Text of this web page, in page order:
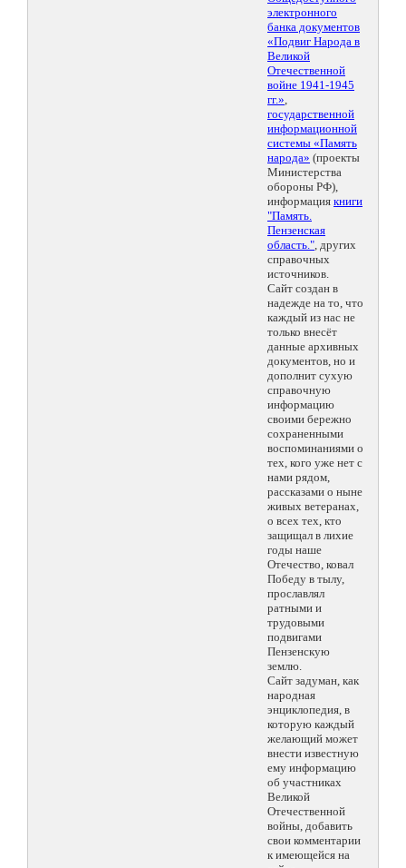
электронного
банка документов
«Подвиг Народа в
Великой
Отечественной
войне 1941-1945
гг.»,
государственной
информационной
системы «Память
народа» (проекты
Министерства
обороны РФ),
информация книги
"Память.
Пензенская
область.", других
справочных
источников.
Сайт создан в
надежде на то, что
каждый из нас не
только внесёт
данные архивных
документов, но и
дополнит сухую
справочную
информацию
своими бережно
сохраненными
воспоминаниями о
тех, кого уже нет с
нами рядом,
рассказами о ныне
живых ветеранах,
о всех тех, кто
защищал в лихие
годы наше
Отечество, ковал
Победу в тылу,
прославлял
ратными и
трудовыми
подвигами
Пензенскую
землю.
Сайт задуман, как
народная
энциклопедия, в
которую каждый
желающий может
внести известную
ему информацию
об участниках
Великой
Отечественной
войны, добавить
свои комментарии
к имеющейся на